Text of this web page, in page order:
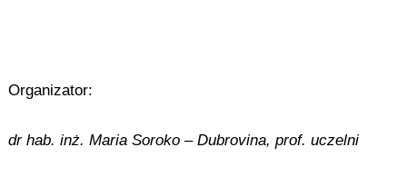
Organizator:
dr hab. inż. Maria Soroko – Dubrovina, prof. uczelni